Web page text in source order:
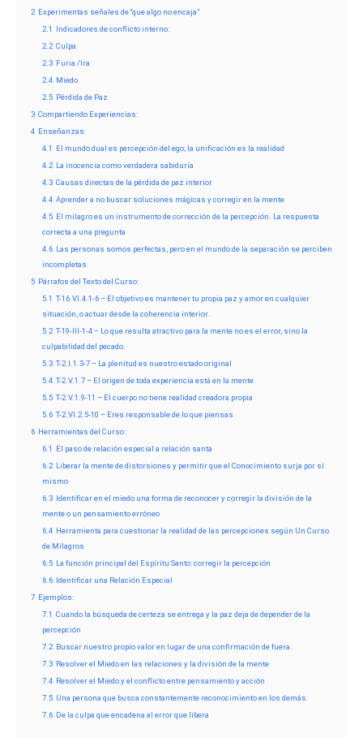
2 Experimentas señales de “que algo no encaja”
2.1
Indicadores de conflicto interno:
2.2 Culpa
2.3 Furia /Ira
2.4 Miedo
2.5 Pérdida de Paz
3 Compartiendo Experiencias:
4 Enseñanzas:
4.1
El mundo dual es percepción del ego; la unificación es la realidad
4.2 La inocencia como verdadera sabiduría
4.3 Causas directas de la pérdida de paz interior
4.4 Aprender a no buscar soluciones mágicas y corregir en la mente
4.5 El milagro es un instrumento de corrección de la percepción. La respuesta
correcta a una pregunta
4.6 Las personas somos perfectas, pero en el mundo de la separación se perciben
incompletas
5 Párrafos del Texto del Curso:
5.1 T-16.VI.4.1-6 – El objetivo es mantener tu propia paz y amor en cualquier
situación, o actuar desde la coherencia interior.
5.2 T-19-III-1-4 – Lo que resulta atractivo para la mente no es el error, sino la
culpabilidad del pecado.
5.3 T-2.I.1.3-7 – La plenitud es nuestro estado original
5.4 T-2.V.1.7 – El origen de toda experiencia está en la mente
5.5 T-2.V.1.9-11 – El cuerpo no tiene realidad creadora propia
5.6 T-2.VI.2.5-10 – Eres responsable de lo que piensas
6 Herramientas del Curso:
6.1
El paso de relación especial a relación santa
6.2 Liberar la mente de distorsiones y permitir que el Conocimiento surja por sí
mismo
6.3 Identificar en el miedo una forma de reconocer y corregir la división de la
mente o un pensamiento erróneo
6.4 Herramienta para cuestionar la realidad de las percepciones según Un Curso
de Milagros
6.5 La función principal del Espíritu Santo: corregir la percepción
6.6 Identificar una Relación Especial
7 Ejemplos:
7.1 Cuando la búsqueda de certeza se entrega y la paz deja de depender de la
percepción
7.2 Buscar nuestro propio valor en lugar de una confirmación de fuera.
7.3 Resolver el Miedo en las relaciones y la división de la mente
7.4 Resolver el Miedo y el conflicto entre pensamiento y acción
7.5 Una persona que busca constantemente reconocimiento en los demás.
7.6 De la culpa que encadena al error que libera